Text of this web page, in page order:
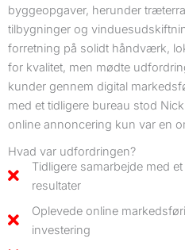
byggeopgaver, herunder
tilbygninger og
forretning på solidt håndværk,
for kvalitet, men mødte
kunder gennem digital
med et tidligere bureau stod
online annoncering kun var en
Hvad var udfordringen?
Tidligere samarbejde med
resultater
Oplevede online
investering